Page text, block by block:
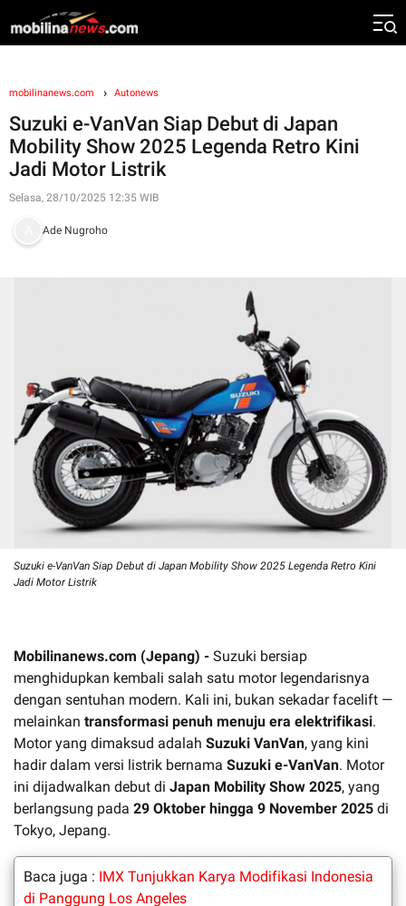
mobilinanews.com Autonews
Suzuki e-VanVan Siap Debut di Japan
Mobility Show 2025 Legenda Retro Kini
Jadi Motor Listrik
Selasa, 28/10/2025 12:35 WIB
Ade Nugroho
Suzuki e-VanVan Siap Debut di Japan Mobility Show 2025 Legenda Retro Kini
Jadi Motor Listrik
Mobilinanews.com (Jepang) - Suzuki bersiap
menghidupkan kembali salah satu motor legendarisnya
dengan sentuhan modern. Kali ini, bukan sekadar facelift —
melainkan transformasi penuh menuju era elektrifikasi.
Motor yang dimaksud adalah Suzuki VanVan, yang kini
hadir dalam versi listrik bernama Suzuki e-VanVan. Motor
ini dijadwalkan debut di Japan Mobility Show 2025, yang
berlangsung pada 29 Oktober hingga 9 November 2025 di
Tokyo, Jepang.
Baca juga : IMX Tunjukkan Karya Modifikasi Indonesia
di Panggung Los Angeles